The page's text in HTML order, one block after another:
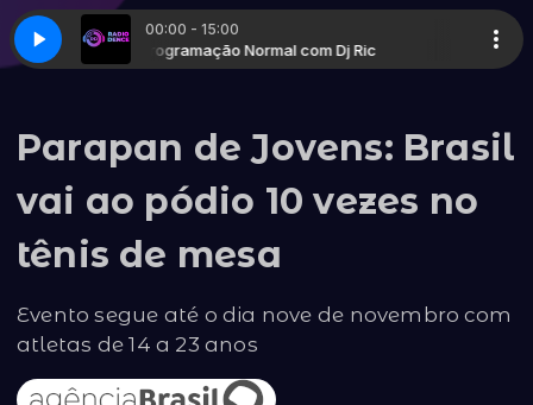
00:00 - 15:00
Programação Normal com Dj Ric
Parapan de Jovens: Brasil
vai ao pódio 10 vezes no
tênis de mesa
Evento segue até o dia nove de novembro com
atletas de 14 a 23 anos